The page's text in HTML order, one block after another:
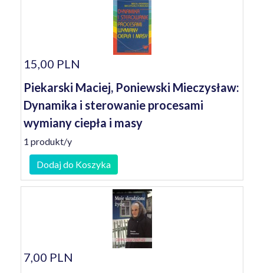
15,00 PLN
Piekarski Maciej, Poniewski Mieczysław:
Dynamika i sterowanie procesami
wymiany ciepła i masy
1 produkt/y
Dodaj do Koszyka
7,00 PLN